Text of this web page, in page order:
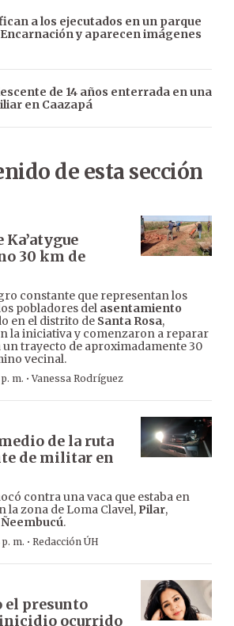
a los ejecutados en un parque
y aparecen imágenes
de 14 años enterrada en una
en Caazapá
de esta sección
Ka’atygue
30 km de
constante que representan los
pobladores del asentamiento
en el distrito de Santa Rosa,
la iniciativa y comenzaron a reparar
trayecto de aproximadamente 30
vecinal.
m. ·Vanessa Rodríguez
de la ruta
de militar en
contra una vaca que estaba en
la zona de Loma Clavel, Pilar,
Ñeembucú.
m. · Redacción ÚH
el presunto
ocurrido